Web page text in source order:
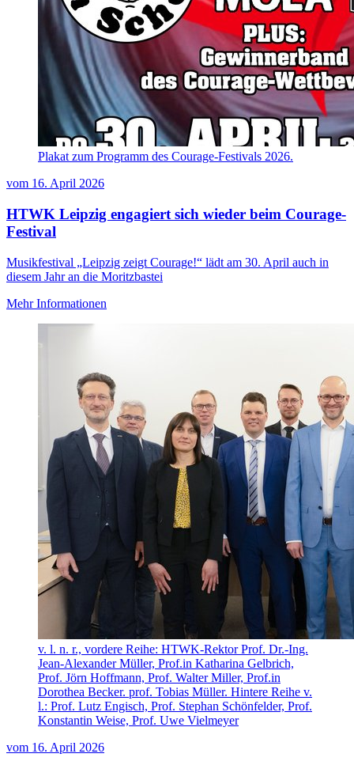
Plakat zum Programm des Courage-Festivals 2026.
vom 16. April 2026
HTWK Leipzig engagiert sich wieder beim Courage-
Festival
Musikfestival „Leipzig zeigt Courage!“ lädt am 30. April auch in
diesem Jahr an die Moritzbastei
Mehr Informationen
v. l. n. r., vordere Reihe: HTWK-Rektor Prof. Dr.-Ing.
Jean-Alexander Müller, Prof.in Katharina Gelbrich,
Prof. Jörn Hoffmann, Prof. Walter Miller, Prof.in
Dorothea Becker. prof. Tobias Müller. Hintere Reihe v.
l.: Prof. Lutz Engisch, Prof. Stephan Schönfelder, Prof.
Konstantin Weise, Prof. Uwe Vielmeyer
vom 16. April 2026